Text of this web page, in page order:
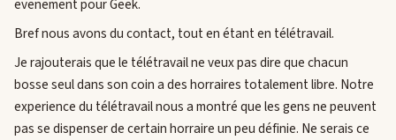
evenement pour Geek.
Bref nous avons du contact, tout en étant en télétravail.
Je rajouterais que le télétravail ne veux pas dire que chacun
bosse seul dans son coin a des horraires totalement libre. Notre
experience du télétravail nous a montré que les gens ne peuvent
pas se dispenser de certain horraire un peu définie. Ne serais ce